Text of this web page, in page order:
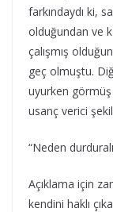
farkındaydı ki,
olduğundan ve
çalışmış
geç olmuştu.
uyurken görmüş
usanç verici
“Neden
Açıklama için
kendini haklı